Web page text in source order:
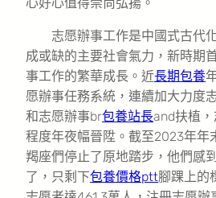
志愿辦事工作是中國式古代
成或缺的主要社會氣力，新時期
事工作的繁華成長。近長期包養
愿辦事任務系統，連續加大力度
和志愿辦事br包養站長and扶植
程度年夜幅晉陞。截至2023年年
羯座們停止了原地踏步，他們感
了，只剩下包養價格ptt腳踝上的